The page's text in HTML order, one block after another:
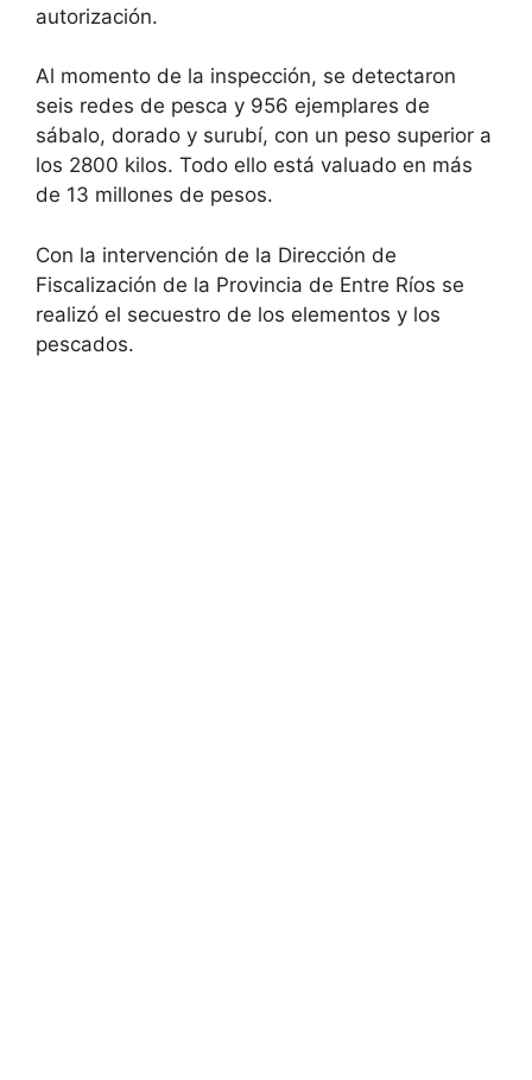
autorización.
Al momento de la inspección, se detectaron
seis redes de pesca y 956 ejemplares de
sábalo, dorado y surubí, con un peso superior a
los 2800 kilos. Todo ello está valuado en más
de 13 millones de pesos.
Con la intervención de la Dirección de
Fiscalización de la Provincia de Entre Ríos se
realizó el secuestro de los elementos y los
pescados.